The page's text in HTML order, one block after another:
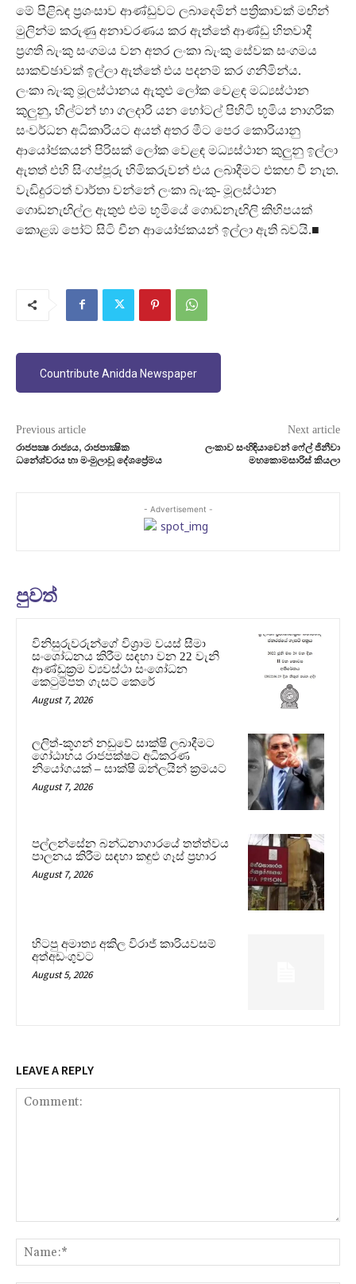
මේ පිළිබඳ ප්‍රශංසාව ආණ්ඩුවට ලබාදෙමින් පත්‍රිකාවක් මඟින්
මුලින්ම කරුණු අනාවරණය කර ඇත්තේ ආණ්ඩු හිතවාදී
ප්‍රගති බැංකු සංගමය වන අතර ලංකා බැංකු සේවක සංගමය
සාකච්ඡාවක් ඉල්ලා ඇත්තේ එය පදනම් කර ගනිමින්ය.
ලංකා බැංකු මූලස්ථානය ඇතුළු ලෝක වෙළඳ මධ්‍යස්ථාන
කුලුනු, හිල්ටන් හා ගලදාරි යන හෝටල් පිහිටි භූමිය නාගරික
සංවර්ධන අධිකාරියට අයත් අතර මීට පෙර කොරියානු
ආයෝජකයන් පිරිසක් ලෝක වෙළඳ මධ්‍යස්ථාන කුලුනු ඉල්ලා
ඇතත් එහි සිංගප්පූරු හිමිකරුවන් එය ලබාදීමට එකඟ වී නැත.
වැඩිදුරටත් වාර්තා වන්නේ ලංකා බැංකු- මූලස්ථාන
ගොඩනැඟිල්ල ඇතුළු එම භූමියේ ගොඩනැඟිලි කිහිපයක්
කොළඹ පෝට් සිටි චීන ආයෝජකයන් ඉල්ලා ඇති බවයි.■
Countribute Anidda Newspaper
Previous article
රාජපක්‍ෂ රාජ්‍යය, රාජපාක්‍ෂික
ධනේශ්වරය හා මංමුලාවූ දේශප්‍රේමය
Next article
ලංකාව සංහිඳියාවෙන් ෆේල් ජිනීවා
මහකොමසාරිස් කියලා
- Advertisement -
පුවත්
විනිසුරුවරුන්ගේ විශ්‍රාම වයස් සීමා
සංශෝධනය කිරීම සඳහා වන 22 වැනි
ආණ්ඩුක්‍රම ව්‍යවස්ථා සංශෝධන
කෙටුම්පත ගැසට් කෙරේ
August 7, 2026
ලලිත්-කූගන් නඩුවේ සාක්ෂි ලබාදීමට
ගෝඨාභය රාජපක්ෂට අධිකරණ
නියෝගයක් – සාක්ෂි ඔන්ලයින් ක්‍රමයට
August 7, 2026
පල්ලන්සේන බන්ධනාගාරයේ තත්ත්වය
පාලනය කිරීම සඳහා කඳුළු ගෑස් ප්‍රහාර
August 7, 2026
හිටපු අමාත්‍ය අකිල විරාජ් කාරියවසම්
අත්අඩංගුවට
August 5, 2026
LEAVE A REPLY